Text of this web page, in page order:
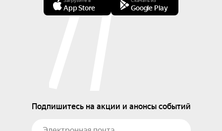
App Store Google Play
Подпишитесь на акции и анонсы событий